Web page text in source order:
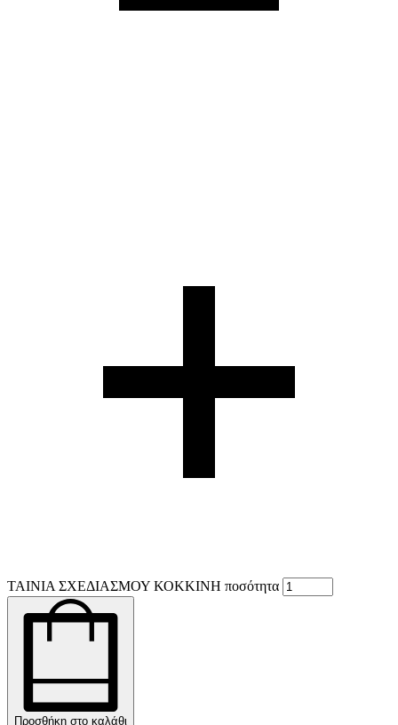
ΤΑΙΝΙΑ ΣΧΕΔΙΑΣΜΟΥ ΚΟΚΚΙΝΗ ποσότητα
Προσθήκη στο καλάθι